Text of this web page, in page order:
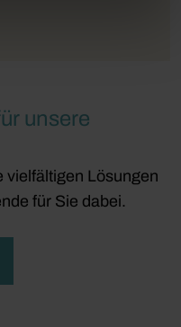
unsere
vielfältigen Lösungen
für Sie dabei.